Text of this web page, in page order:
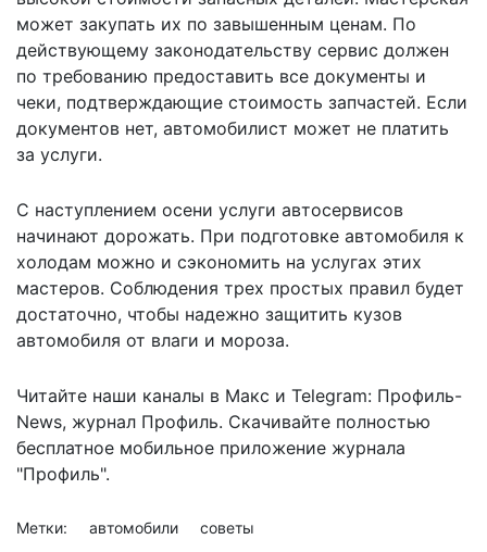
может закупать их по завышенным ценам. По
действующему законодательству сервис должен
по требованию предоставить все документы и
чеки, подтверждающие стоимость запчастей. Если
документов нет, автомобилист может не платить
за услуги.
С наступлением осени услуги автосервисов
начинают дорожать. При подготовке автомобиля к
холодам можно и сэкономить на услугах этих
мастеров. Соблюдения трех простых правил будет
достаточно, чтобы надежно защитить кузов
автомобиля от влаги и мороза.
Читайте наши каналы в Макс и Telegram: Профиль-
News, журнал Профиль. Скачивайте полностью
бесплатное мобильное приложение журнала
"Профиль".
Метки: автомобили советы